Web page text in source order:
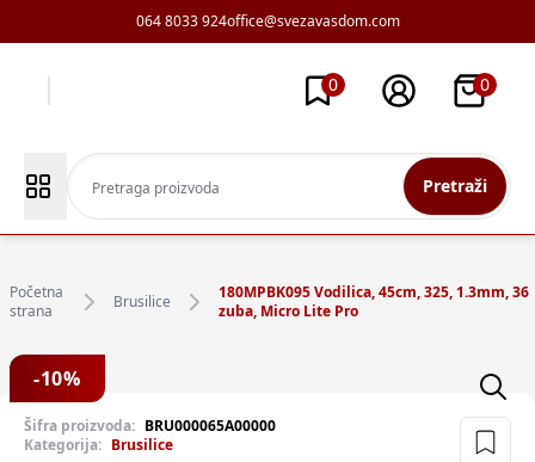
064 8033 924office@svezavasdom.com
0 0
Pretraži
Početna
strana
Brusilice
180MPBK095 Vodilica, 45cm, 325, 1.3mm, 36
zuba, Micro Lite Pro
-10%
Šifra proizvoda: BRU000065A00000
Kategorija: Brusilice